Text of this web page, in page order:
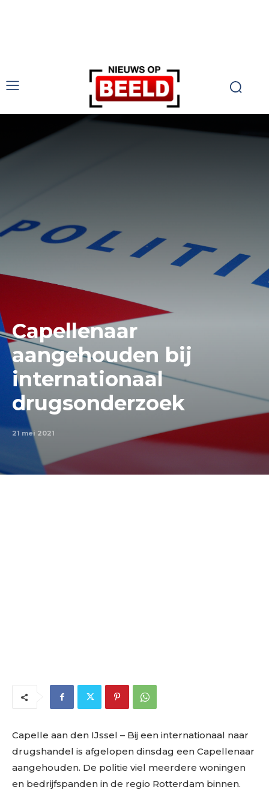
Capellenaar
aangehouden bij
internationaal
drugsonderzoek
21 mei 2021
Capelle aan den IJssel – Bij een internationaal naar
drugshandel is afgelopen dinsdag een Capellenaar
aangehouden. De politie viel meerdere woningen
en bedrijfspanden in de regio Rotterdam binnen.